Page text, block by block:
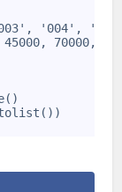
'004',
70000,